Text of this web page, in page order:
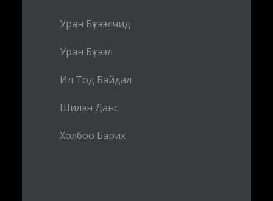
Уран Бүтээлчид
Уран Бүтээл
Ил Тод Байдал
Шилэн Данс
Холбоо Барих